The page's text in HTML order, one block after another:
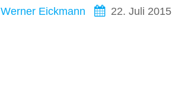
Werner Eickmann 22. Juli 2015